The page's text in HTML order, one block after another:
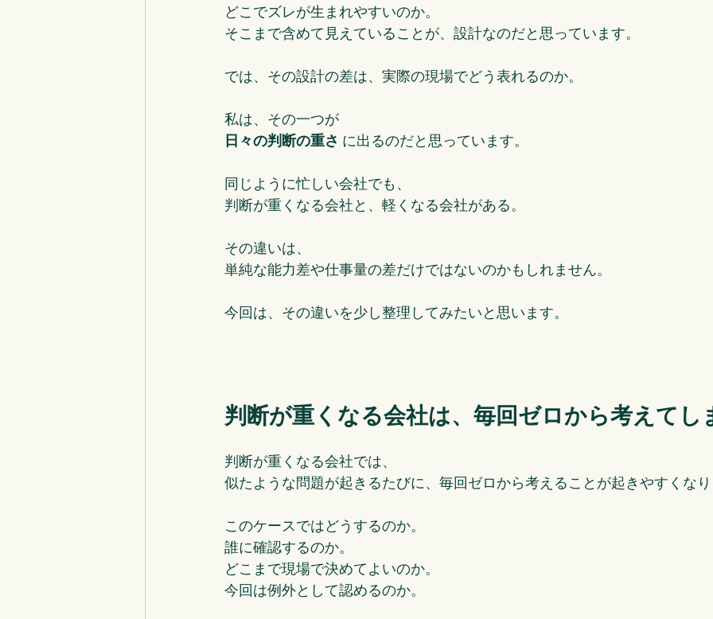
どこでズレが生まれやすいのか。
そこまで含めて見えていることが、設計なのだと思っています。
では、その設計の差は、実際の現場でどう表れるのか。
私は、その一つが
日々の判断の重さ に出るのだと思っています。
同じように忙しい会社でも、
判断が重くなる会社と、軽くなる会社がある。
その違いは、
単純な能力差や仕事量の差だけではないのかもしれません。
今回は、その違いを少し整理してみたいと思います。
判断が重くなる会社は、毎回ゼロから考えてし
判断が重くなる会社では、
似たような問題が起きるたびに、毎回ゼロから考えることが起きやすくな
このケースではどうするのか。
誰に確認するのか。
どこまで現場で決めてよいのか。
今回は例外として認めるのか。